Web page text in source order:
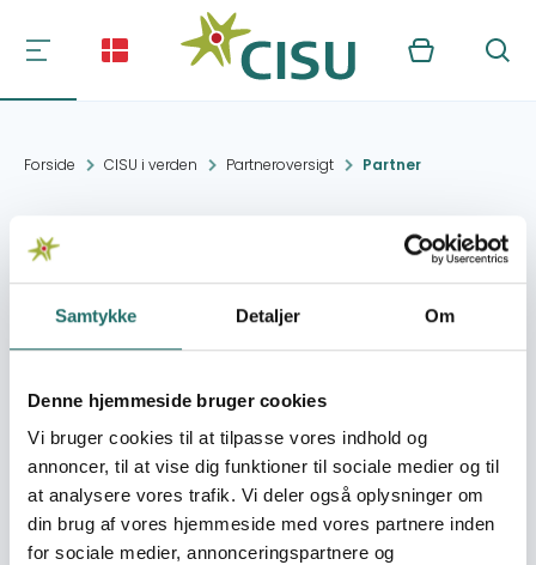
Samtykke Detaljer Om
Denne hjemmeside bruger cookies
Vi bruger cookies til at tilpasse vores indhold og
annoncer, til at vise dig funktioner til sociale medier og til
at analysere vores trafik. Vi deler også oplysninger om
din brug af vores hjemmeside med vores partnere inden
for sociale medier, annonceringspartnere og
Kurv Søg
Forside CISU i verden Partneroversigt Partner
ZAN EDUCATION AND
SPORT INITIATIVE
zesi.znz@gmail.com
Organisation:
Danmarks Basketball
Forbund (DBBF)